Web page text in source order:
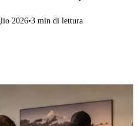
2026•3 min di lettura